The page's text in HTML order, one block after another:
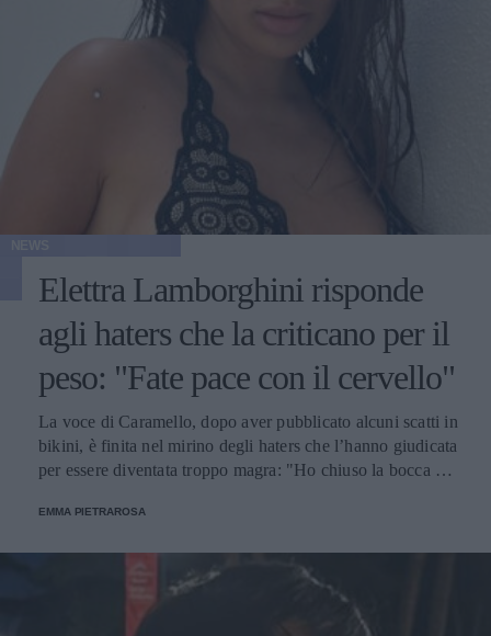
Elettra Lamborghini risponde
agli haters che la criticano per il
peso: "Fate pace con il cervello"
La voce di Caramello, dopo aver pubblicato alcuni scatti in
bikini, è finita nel mirino degli haters che l’hanno giudicata
per essere diventata troppo magra: "Ho chiuso la bocca e
EMMA PIETRAROSA